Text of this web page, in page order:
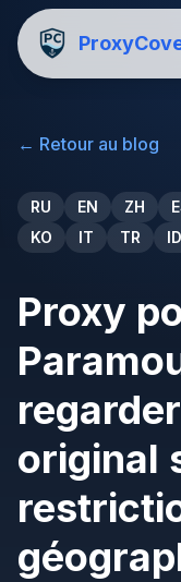
← Retour au blog
RU EN ZH
KO
IT TR ID
Proxy
original